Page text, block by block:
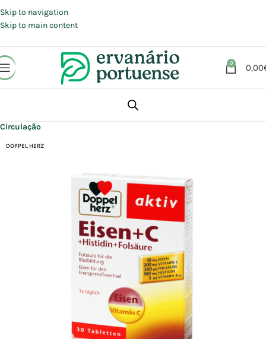
Skip to navigation
Skip to main content
0 0,00
Suplementos alimentares
Circulação
DOPPEL HERZ